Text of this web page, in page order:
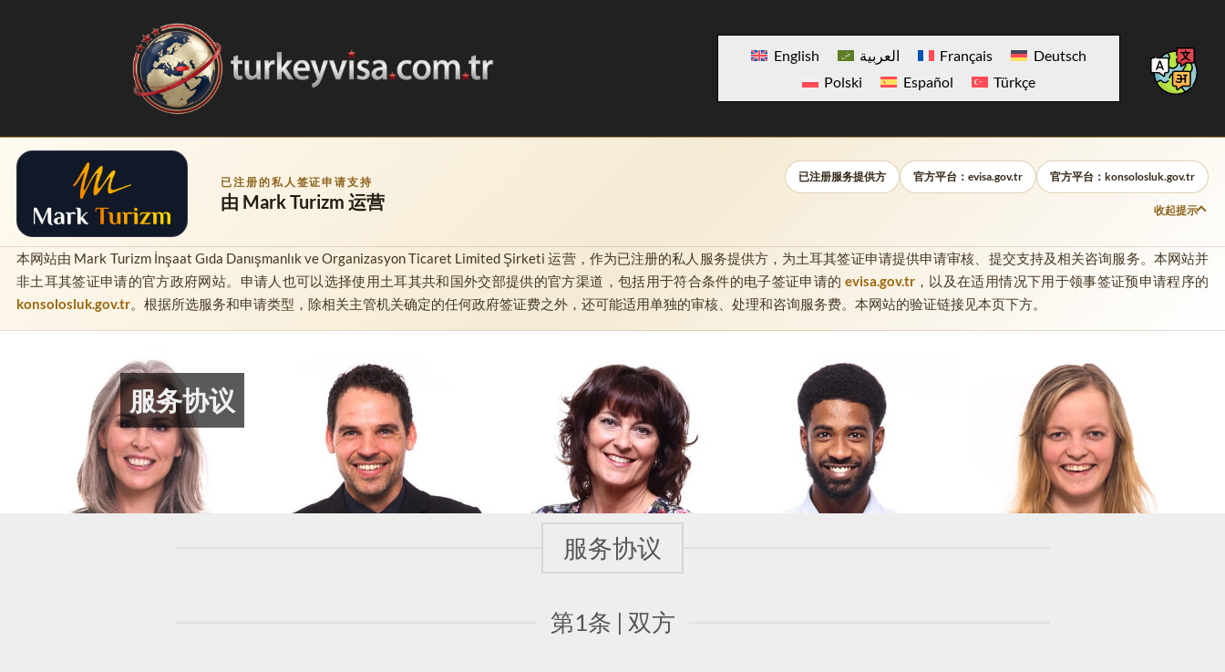
English العربية Français
Deutsch
Polski
Español Türkçe
已注册的私人签证申请支持
由 Mark Turizm 运营
已注册服务提供方 官方平台：evisa.gov.tr 官方平台：konsolosluk.gov.tr
收起提示
本网站由 Mark Turizm İnşaat Gıda Danışmanlık ve Organizasyon Ticaret Limited Şirketi 运营，作为已注册的私人服务提供方，为土耳其签证申请提供申请审核、提交支持及相关咨询服务。本网站并
非土耳其签证申请的官方政府网站。申请人也可以选择使用土耳其共和国外交部提供的官方渠道，包括用于符合条件的电子签证申请的 evisa.gov.tr，以及在适用情况下用于领事签证预申请程序的
konsolosluk.gov.tr。根据所选服务和申请类型，除相关主管机关确定的任何政府签证费之外，还可能适用单独的审核、处理和咨询服务费。本网站的验证链接见本页下方。
服务协议
服务协议
第1条 | 双方